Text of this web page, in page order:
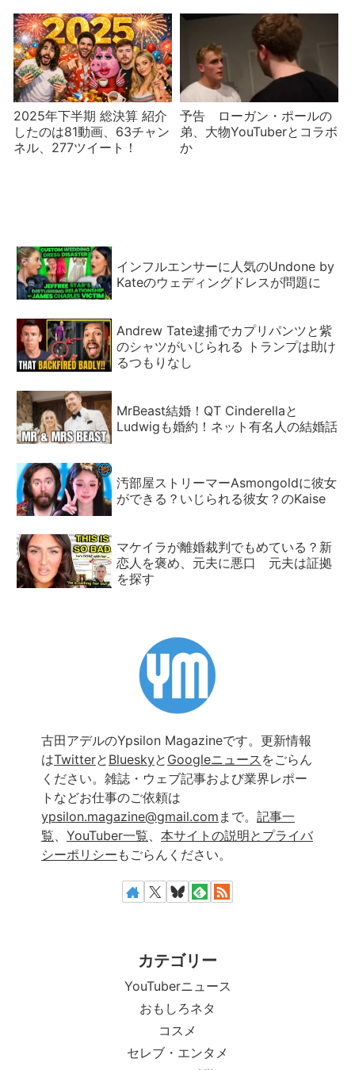
2025年下半期 総決算 紹介
したのは81動画、63チャン
ネル、277ツイート！
予告 ローガン・ポールの
弟、大物YouTuberとコラボ
か
インフルエンサーに人気のUndone by
Kateのウェディングドレスが問題に
Andrew Tate逮捕でカプリパンツと紫
のシャツがいじられる トランプは助け
るつもりなし
MrBeast結婚！QT Cinderellaと
Ludwigも婚約！ネット有名人の結婚話
汚部屋ストリーマーAsmongoldに彼女
ができる？いじられる彼女？のKaise
マケイラが離婚裁判でもめている？新
恋人を褒め、元夫に悪口 元夫は証拠
を探す
古田アデルのYpsilon Magazineです。更新情報
はTwitterと Blueskyと Googleニュース をごらん
ください。雑誌・ウェブ記事および業界レポー
トなどお仕事のご依頼は
ypsilon.magazine@gmail.com まで。 記事一
覧、 YouTuber一覧、 本サイトの説明とプライバ
シーポリシー もごらんください。
カテゴリー
YouTuberニュース
おもしろネタ
コスメ
セレブ・エンタメ